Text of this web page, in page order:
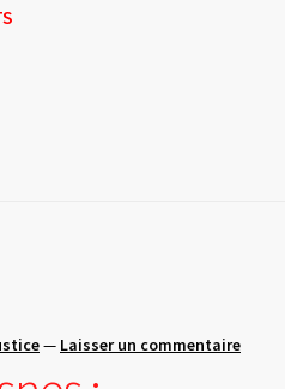
— Laisser un commentaire